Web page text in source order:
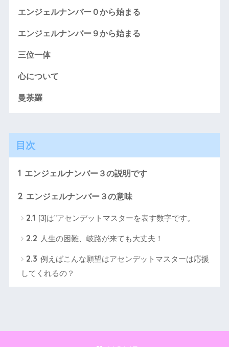
エンジェルナンバー０から始まる
エンジェルナンバー９から始まる
三位一体
心について
曼荼羅
目次
1 エンジェルナンバー３の説明です
2 エンジェルナンバー３の意味
2.1 [3]は”アセンデットマスターを表す数字です。
2.2 人生の困難、岐路が来ても大丈夫！
2.3 例えばこんな願望はアセンデットマスターは応援
してくれるの？